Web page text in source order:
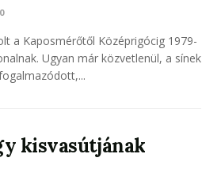
0
a Kaposmérőtől Középrigócig 1979-
Ugyan már közvetlenül, a sínek
kisvasútjának